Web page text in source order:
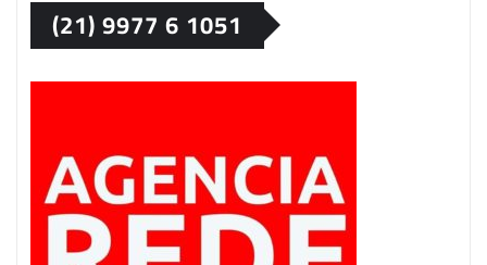
(21) 9977 6 1051